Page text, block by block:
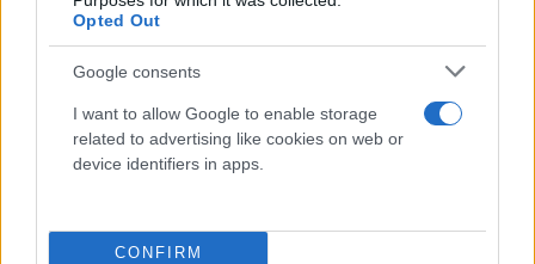
Opted Out
Google consents
I want to allow Google to enable storage
related to advertising like cookies on web or
device identifiers in apps.
CONFIRM